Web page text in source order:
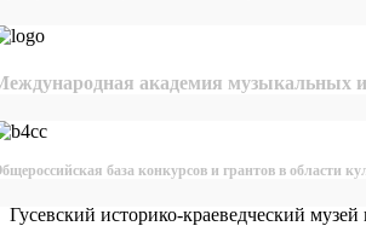
академия музыкальных
база конкурсов и грантов в области
Гусевский историко-краеведческий